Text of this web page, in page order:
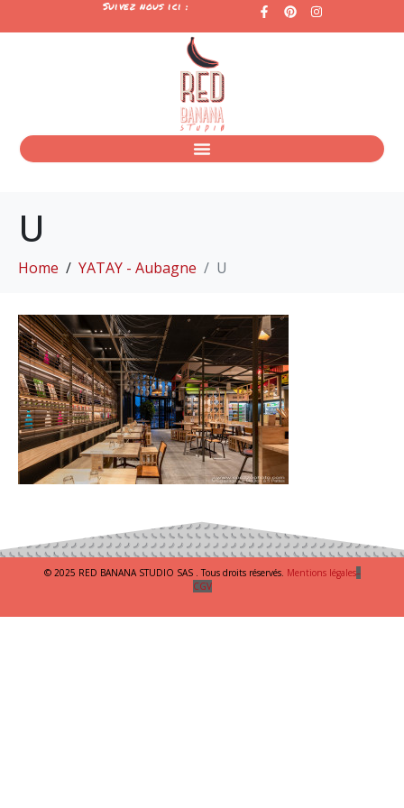
Suivez nous ici :
U
Home YATAY - Aubagne U
© 2025 RED BANANA STUDIO SAS . Tous droits réservés. Mentions légales–
CGV